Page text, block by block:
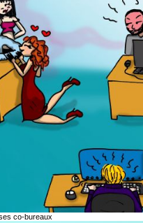
co-bureaux